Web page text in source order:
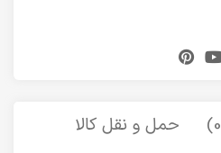
حمل و نقل کالا